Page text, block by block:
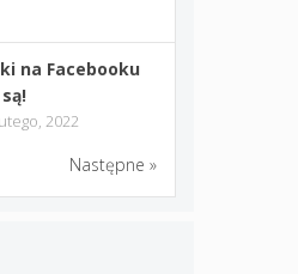
na Facebooku
2022
Następne »